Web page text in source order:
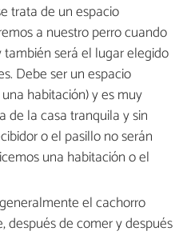
trata de un espacio
a nuestro perro cuando
será el lugar elegido
Debe ser un espacio
habitación) y es muy
de la casa tranquila y sin
o el pasillo no serán
una habitación o el
el cachorro
después de comer y después